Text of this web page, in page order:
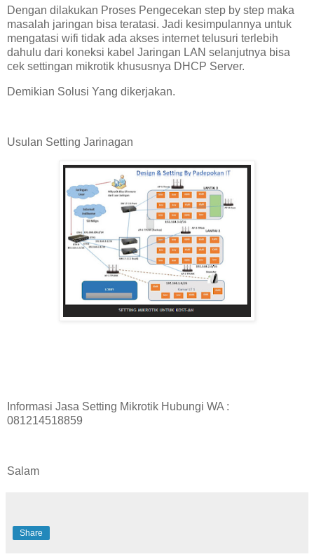
Dengan dilakukan Proses Pengecekan step by step maka
masalah jaringan bisa teratasi. Jadi kesimpulannya untuk
mengatasi wifi tidak ada akses internet telusuri terlebih
dahulu dari koneksi kabel Jaringan LAN selanjutnya bisa
cek settingan mikrotik khususnya DHCP Server.
Demikian Solusi Yang dikerjakan.
Usulan Setting Jarinagan
Informasi Jasa Setting Mikrotik Hubungi WA :
081214518859
Salam
Share